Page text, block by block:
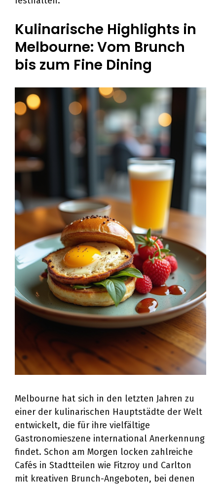
Kulinarische Highlights in
Melbourne: Vom Brunch
bis zum Fine Dining
Melbourne hat sich in den letzten Jahren zu
einer der kulinarischen Hauptstädte der Welt
entwickelt, die für ihre vielfältige
Gastronomieszene international Anerkennung
findet. Schon am Morgen locken zahlreiche
Cafés in Stadtteilen wie Fitzroy und Carlton
mit kreativen Brunch-Angeboten, bei denen